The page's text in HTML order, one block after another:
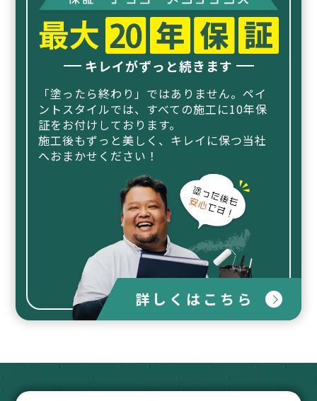
キレイがずっと続きます
「塗ったら終わり」ではありません。ペイ
ントスタイルでは、 すべての施工に10年保
証をお付けしております。
施工後もずっと美しく、キレイに保つ当社
へおまかせください！
詳しくはこちら